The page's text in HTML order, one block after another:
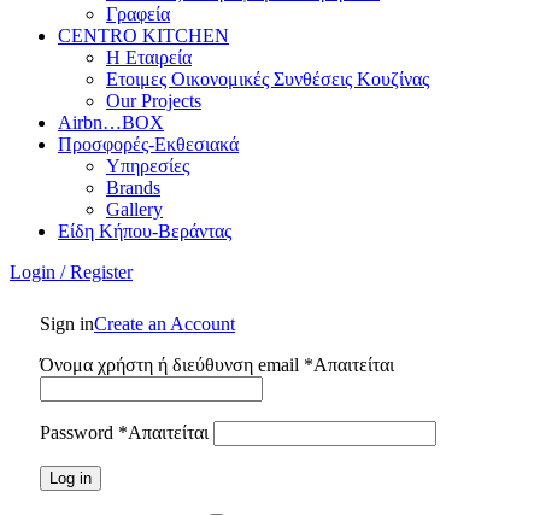
Γραφεία
CENTRO KITCHEN
Η Εταιρεία
Ετοιμες Οικονομικές Συνθέσεις Κουζίνας
Our Projects
Airbn…BOX
Προσφορές-Εκθεσιακά
Υπηρεσίες
Brands
Gallery
Είδη Κήπου-Βεράντας
Login / Register
Sign inCreate an Account
Όνομα χρήστη ή διεύθυνση email *Απαιτείται
Password *Απαιτείται
Log in